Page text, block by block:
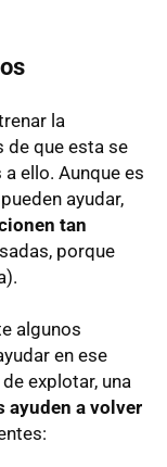
la
de que esta se
ello. Aunque es
ayudar,
tan
porque
algunos
en ese
explotar, una
ayuden a volver